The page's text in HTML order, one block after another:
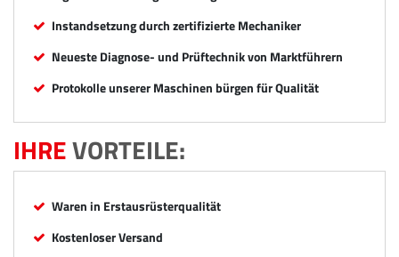
Instandsetzung durch zertifizierte Mechaniker
Neueste Diagnose- und Prüftechnik von Marktführern
Protokolle unserer Maschinen bürgen für Qualität
IHREVORTEILE:
Waren in Erstausrüsterqualität
Kostenloser Versand